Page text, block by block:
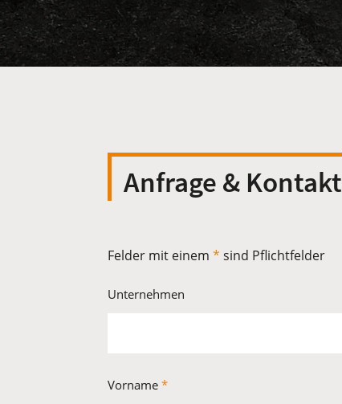
Anfrage & Kontakt
Felder mit einem* sind Pflichtfelder
Unternehmen
Vorname*